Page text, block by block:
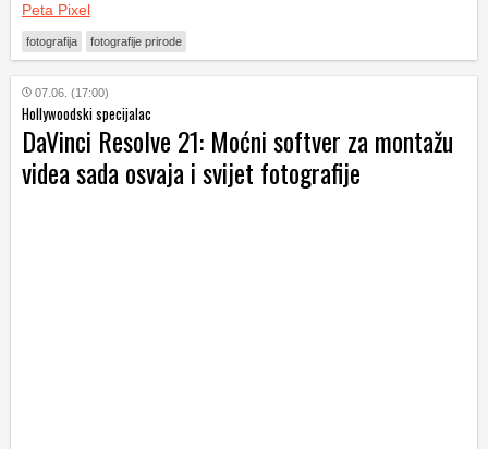
Peta Pixel
fotografija fotografije prirode
07.06. (17:00)
Hollywoodski specijalac
DaVinci Resolve 21: Moćni softver za montažu
videa sada osvaja i svijet fotografije